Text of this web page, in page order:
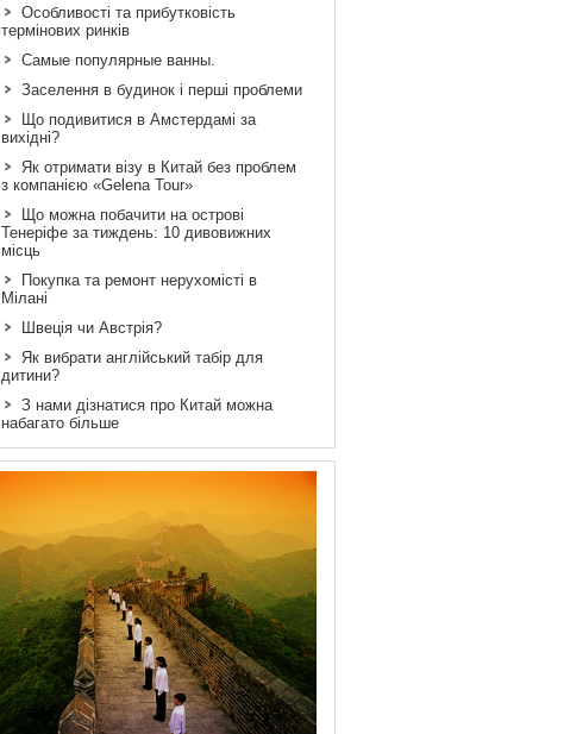
Особливості та прибутковість
термінових ринків
Самые популярные ванны.
Заселення в будинок і перші проблеми
Що подивитися в Амстердамі за
вихідні?
Як отримати візу в Китай без проблем
з компанією «Gelena Tour»
Що можна побачити на острові
Тенеріфе за тиждень: 10 дивовижних
місць
Покупка та ремонт нерухомісті в
Мілані
Швеція чи Австрія?
Як вибрати англійський табір для
дитини?
З нами дізнатися про Китай можна
набагато більше